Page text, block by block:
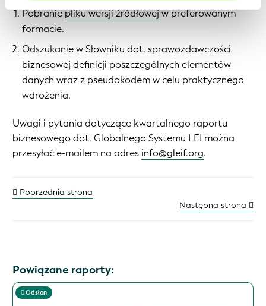
Pobraniepliku wersji źródłowejw preferowanym
formacie.
Odszukanie w Słowniku dot. sprawozdawczości
biznesowej definicji poszczególnych elementów
danych wraz z pseudokodem w celu praktycznego
wdrożenia.
Uwagi i pytania dotyczące kwartalnego raportu
biznesowego dot. Globalnego Systemu LEI można
przesyłać e-mailem na adres info@gleif.org.
Poprzednia strona
Następna strona
Powiązane raporty:
Odsłon